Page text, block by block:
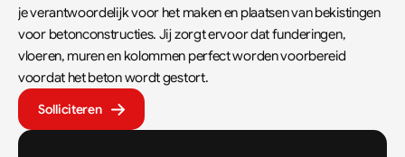
je verantwoordelijk voor het maken en plaatsen van bekistingen
voor betonconstructies. Jij zorgt ervoor dat funderingen,
vloeren, muren en kolommen perfect worden voorbereid
voordat het beton wordt gestort.
Solliciteren